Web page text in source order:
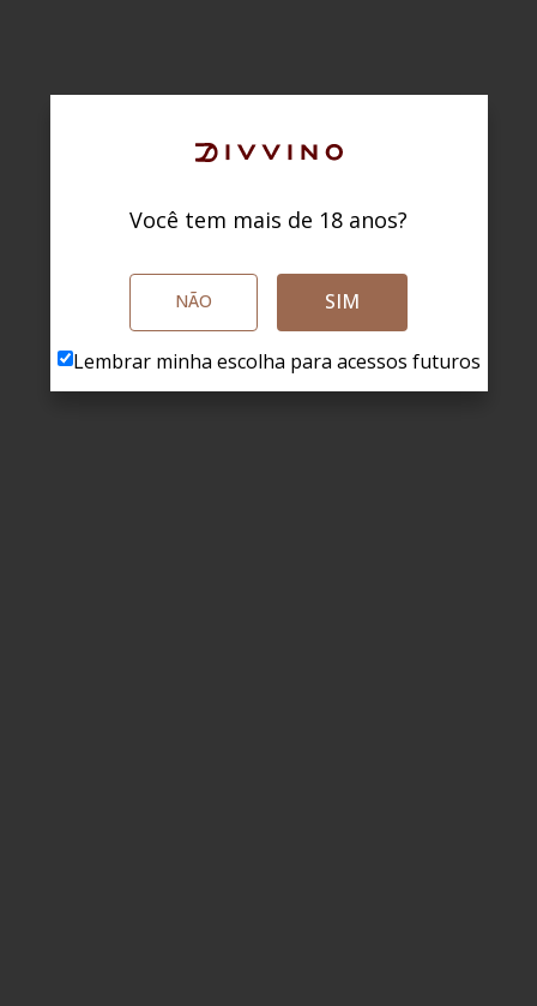
Você tem mais de 18 anos?
NÃO SIM
Lembrar minha escolha para acessos futuros